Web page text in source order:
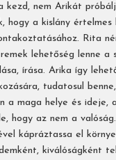
kezd, nem Arikát
hogy a kislány
Rita
lehetőség lenne a
írása. Arika így
tudatosul
a maga helye és ideje,
hogy az nem a
kápráztassa el
kiválóságként